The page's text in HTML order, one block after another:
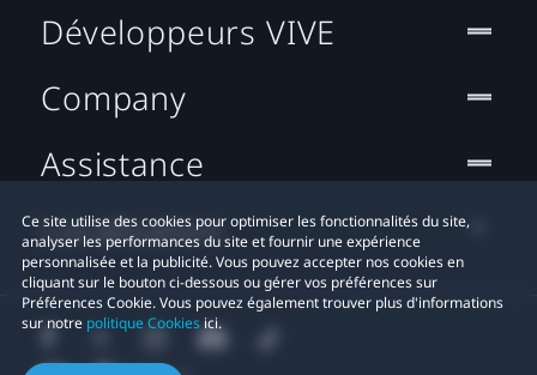
Ce site utilise des cookies pour optimiser les fonctionnalités du site,
analyser les performances du site et fournir une expérience
personnalisée et la publicité. Vous pouvez accepter nos cookies en
cliquant sur le bouton ci-dessous ou gérer vos préférences sur
Préférences Cookie. Vous pouvez également trouver plus d'informations
sur notre politique Cookiesici.
Développeurs VIVE
Company
Assistance
Localisation